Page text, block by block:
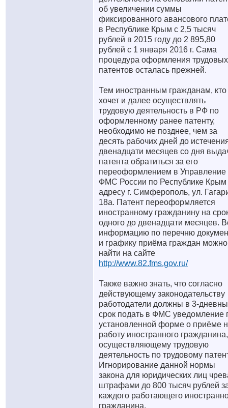
об увеличении суммы
фиксированного авансового
в Республике Крым с 2,5 тысяч
рублей в 2015 году до 2 895,80
рублей с 1 января 2016 г. Сама
процедура оформления трудовых
патентов осталась прежней.
Тем иностранным гражданам, кто
хочет и далее осуществлять
трудовую деятельность в РФ по
оформленному ранее патенту,
необходимо не позднее, чем за
десять рабочих дней до
двенадцати месяцев со дня
патента обратиться за его
переоформлением в Управление
ФМС России по Республике Крым
адресу г. Симферополь, ул.
18а. Патент переоформляется
иностранному гражданину на
одного до двенадцати месяцев.
информацию по перечню
и графику приёма граждан можно
найти на сайте
http://www.82.fms.gov.ru/
Также важно знать, что согласно
действующему законодательству
работодатели должны в 3-
срок подать в ФМС уведомление
установленной форме о приёме
работу иностранного гражданина,
осуществляющему трудовую
деятельность по трудовому
Игнорирование данной нормы
закона для юридических лиц
штрафами до 800 тысяч рублей
каждого работающего
гражданина.